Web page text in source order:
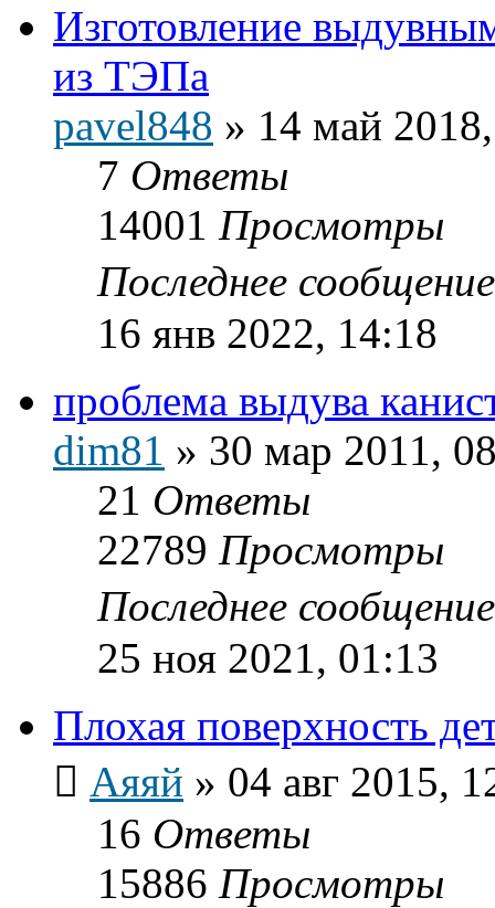
Изготовление
из ТЭПа
pavel848 » 14 май
7 Ответы
14001 Просмотры
Последнее
16 янв 2022, 14:18
проблема выдува
dim81 » 30 мар 2011,
21 Ответы
22789 Просмотры
Последнее
25 ноя 2021, 01:13
Плохая поверхность
Аяяй » 04 авг 2015,
16 Ответы
15886 Просмотры